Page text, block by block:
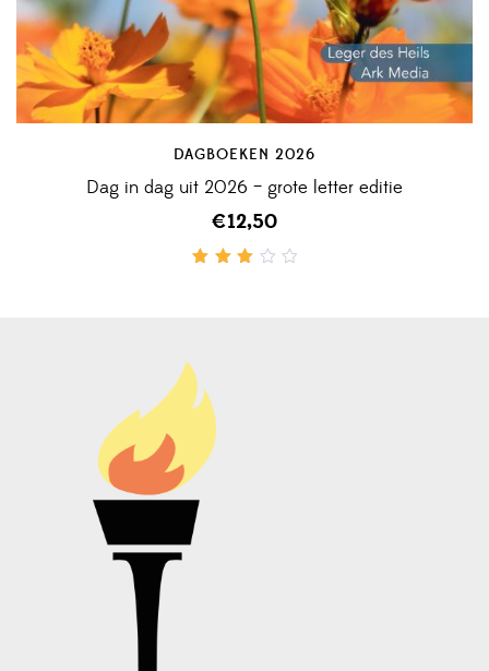
DAGBOEKEN 2026
Dag in dag uit 2026 – grote letter editie
€12,50